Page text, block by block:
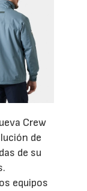
Crew
de
de su
equipos